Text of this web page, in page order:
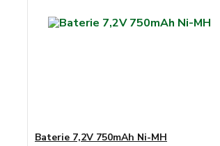
Baterie 7,2V 750mAh Ni-MH